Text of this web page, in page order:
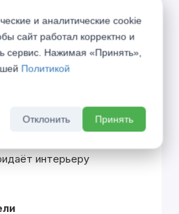
партий в оркестре,
звучание всех
единую законченную
интерьеру
и аналитические cookie
сайт работал корректно и
сервис. Нажимая «Принять»,
Политикой
Отклонить Принять